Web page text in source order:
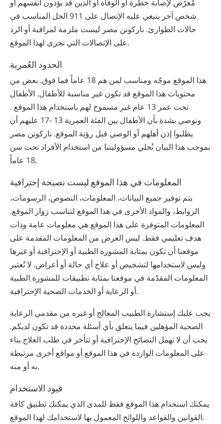
مُعرّض لإصابة خطرة أو الوفاة أو الذين قد يؤذون أنفسهم أو
شخص آخر ينبغي عليه الإتصال على 911 الحل المناسب في
حالات الطوارئ. ‫ناركونن‬ ‫مصر‬ ليست ملزمة لمراقبة أو الرد
على الإتصالات التي تجرى لهذا الموقع.
الحدود العُمرية
هذا الموقع موجّه ومناسب لمن هم 18 عاماً فما فوق. بعض من
محتويات هذا الموقع قد تكون غير مناسبة للأطفال. الأطفال
تحت عمر 13 عام غير مسموح لهم باستخدام هذا الموقع .
ونوصي بشدة بأن الأطفال بين الفئة العمرية 13 -17 عليهم أن
يطلبوا إذن أهلهم أو الوصي قبل رؤية الموقع. ‫ناركونن‬ ‫مصر‬
بموجب هذا البيان نُخلي مسؤوليتنا من استخدام الأفراد تحت سن
18 عاماً.
المعلومات في هذا الموقع ليست نصيحة إحترافية
يتم توفير جميع البيانات، المعلومات، النصوص، الرسومات،
الروابط، والمواد الأخرى في هذا الموقع لتناسب زوار الموقع.
المعلومات المتوفرة على هذا الموقع هي معلومات عامة وذات
هدف تعليمي فقط. ليس الغرض من المعلومات المقدمة على
موقعنا أن تكون بمثابة المشورة الطبية أو الإحترافية أو غيرها
وليس لاستخدامها لتشخيص أو علاج أي حالة أو أعراض. لا تُعتبر
المعلومات المقدّمة في موقعنا بمثابة تطبيقات للمشورة الطبية
أو الرعاية أو الخدمات الصحية الإحترافية.
يجب عليك إستشارة الطبيب المعالج أو غيره من مقدمي الرعاية
الصحية المؤهلين فيما يتعلق بأي أسئلة محددة قد تكون لديكم.
يجب أن لا تهمل النصائح الإحترافية أو تتأخر في طلب العلاج بناء
على المعلومات الواردة في هذا الموقع أو مواقع أخرى مرتبطة
به أو منه.
قيود الاستخدام
يمكنك استخدام هذا الموقع فقط للمدى الذي يمكنك تطبيق كافة
القوانين والقواعد واللوائح المعمول بها لاستخدامك لهذا الموقع.